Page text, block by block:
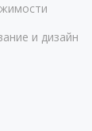
и дизайн